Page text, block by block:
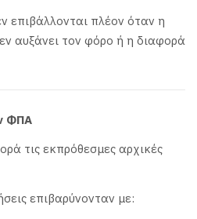
επιβάλλονται πλέον όταν η
αυξάνει τον φόρο ή η διαφορά
ΦΠΑ
τις εκπρόθεσμες αρχικές
επιβαρύνονταν με: